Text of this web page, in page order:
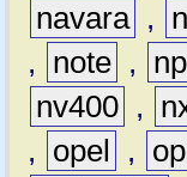
navara ,
,
note ,
nv400 ,
,
opel ,